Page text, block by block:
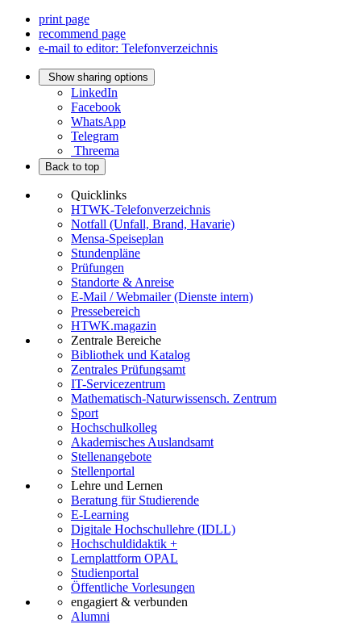
print page
recommend page
e-mail to editor: Telefonverzeichnis
Show sharing options
LinkedIn
Facebook
WhatsApp
Telegram
Threema
Back to top
Quicklinks
HTWK-Telefonverzeichnis
Notfall (Unfall, Brand, Havarie)
Mensa-Speiseplan
Stundenpläne
Prüfungen
Standorte & Anreise
E-Mail / Webmailer (Dienste intern)
Pressebereich
HTWK.magazin
Zentrale Bereiche
Bibliothek und Katalog
Zentrales Prüfungsamt
IT-Servicezentrum
Mathematisch-Naturwissensch. Zentrum
Sport
Hochschulkolleg
Akademisches Auslandsamt
Stellenangebote
Stellenportal
Lehre und Lernen
Beratung für Studierende
E-Learning
Digitale Hochschullehre (IDLL)
Hochschuldidaktik +
Lernplattform OPAL
Studienportal
Öffentliche Vorlesungen
engagiert & verbunden
Alumni